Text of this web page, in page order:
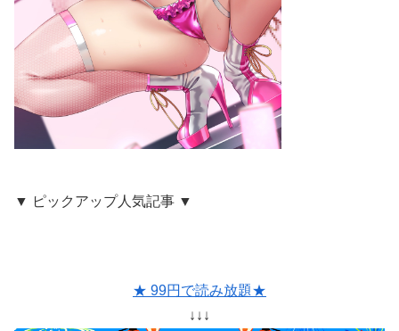
▼ ピックアップ人気記事 ▼
★ 99円で読み放題★
↓↓↓